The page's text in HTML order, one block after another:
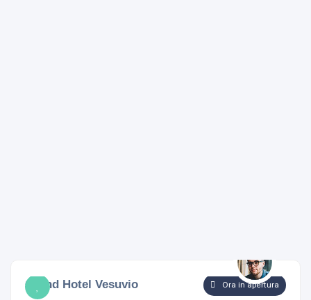
Ora in apertura
Grand Hotel Vesuvio